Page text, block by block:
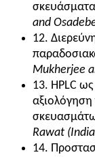
and
12.
Mukherjee
13. HPLC ως
Rawat
14.